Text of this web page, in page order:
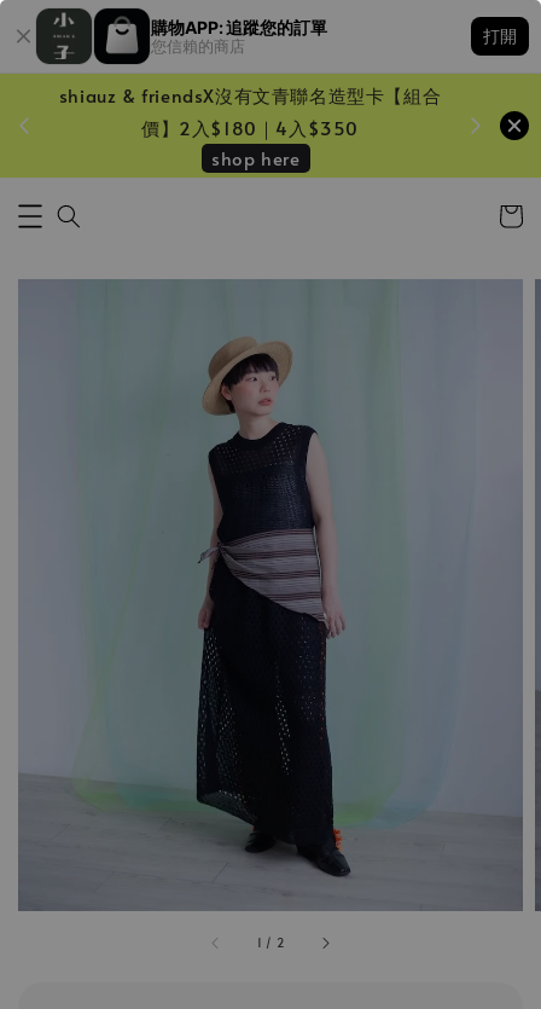
購物APP: 追蹤您的訂單
您信賴的商店
打開
shiauz & friendsX沒有文青聯名造型卡【組合
價】2入$180｜4入$350
shop here
1 / 2